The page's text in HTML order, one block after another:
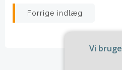
Forrige indlæg
Vi